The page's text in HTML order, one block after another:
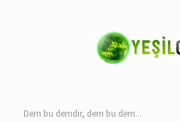
Dem bu demdir, dem bu dem...